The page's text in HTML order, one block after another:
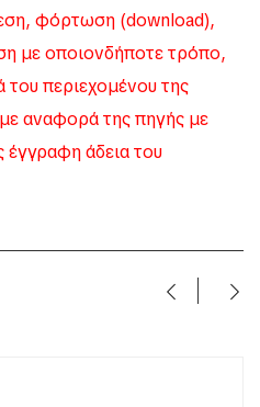
φόρτωση (download),
με οποιονδήποτε τρόπο,
του περιεχομένου της
αναφορά της πηγής με
άδεια του